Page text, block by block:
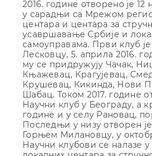
2016. године отворено је 12
у сарадњи са Мрежом
центара и центара за
усавршавање Србије и
самоуправама. Први клуб
Лесковцу, 5. априла 2016.
му се придружују Чачак,
Књажевац, Крагујевац,
Крушевац, Кикинда, Нови
Шабац. Током 2017. године
Научни клуб у Београду, а
године и у селу Рановац,
Последњи у низу отворен
Горњем Милановцу, у
Научни клубови се налазе